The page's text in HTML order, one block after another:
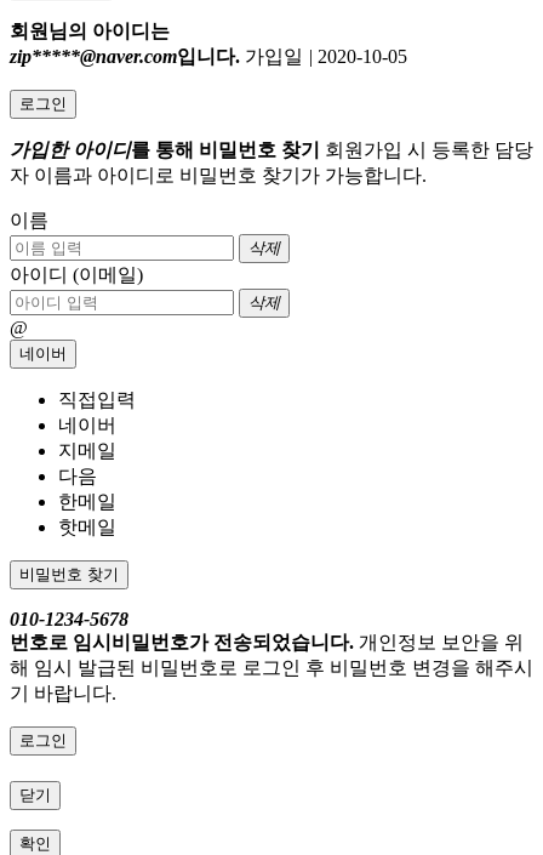
회원님의 아이디는
zip*****@naver.com입니다. 가입일 | 2020-10-05
로그인
가입한 아이디를 통해 비밀번호 찾기
회원가입 시 등록한 담당
자 이름과 아이디로 비밀번호 찾기가 가능합니다.
이름
삭제
아이디 (이메일)
삭제
@
네이버
직접입력
네이버
지메일
다음
한메일
핫메일
비밀번호 찾기
010-1234-5678
번호로 임시비밀번호가 전송되었습니다. 개인정보 보안을 위
해 임시 발급된 비밀번호로 로그인 후 비밀번호 변경을 해주시
기 바랍니다.
로그인
닫기
확인